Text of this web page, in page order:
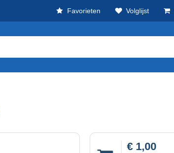
Favorieten Volglijst
€ 1,00